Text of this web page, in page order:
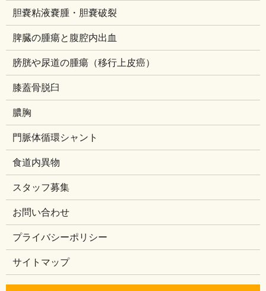
胆嚢粘液嚢腫・胆嚢破裂
脾臓の腫瘍と腹腔内出血
膀胱や尿道の腫瘍（移行上皮癌）
膝蓋骨脱臼
膿胸
門脈体循環シャント
食道内異物
スタッフ募集
お問い合わせ
プライバシーポリシー
サイトマップ